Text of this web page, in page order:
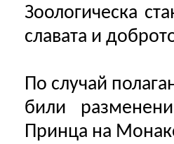
Зоологическа
славата и
По случай
били
Принца на